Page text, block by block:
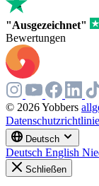
"Ausgezeichnet"
Bewertungen
© 2026 Yobbers
Datenschutzrichtlinie
Deutsch
Deutsch English
Schließen